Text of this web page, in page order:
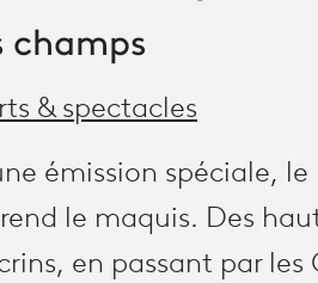
champs
& spectacles
émission spéciale,
le maquis. Des
en passant par